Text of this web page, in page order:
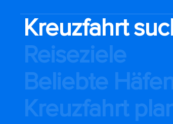
Kreuzfahrt
Reiseziele
Beliebte
Kreuzfahrt